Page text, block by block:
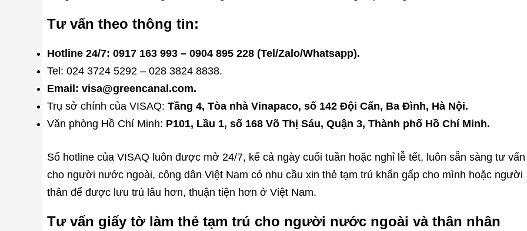
Tư vấn theo thông tin:
Hotline 24/7: 0917 163 993 – 0904 895 228 (Tel/Zalo/Whatsapp).
Tel: 024 3724 5292 – 028 3824 8838.
Email: visa@greencanal.com.
Trụ sở chính của VISAQ: Tầng 4, Tòa nhà Vinapaco, số 142 Đội Cấn, Ba Đình, Hà Nội.
Văn phòng Hồ Chí Minh: P101, Lầu 1, số 168 Võ Thị Sáu, Quận 3, Thành phố Hồ Chí Minh.
Số hotline của VISAQ luôn được mở 24/7, kể cả ngày cuối tuần hoặc nghỉ lễ tết, luôn sẵn sàng tư vấn
cho người nước ngoài, công dân Việt Nam có nhu cầu xin thẻ tạm trú khẩn gấp cho mình hoặc người
thân để được lưu trú lâu hơn, thuận tiện hơn ở Việt Nam.
Tư vấn giấy tờ làm thẻ tạm trú cho người nước ngoài và thân nhân